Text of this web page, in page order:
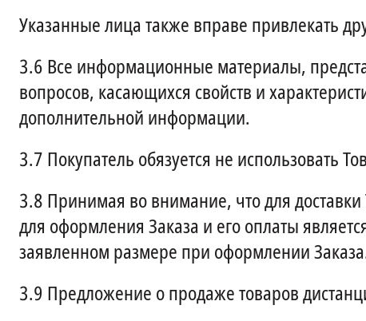
Указанные лица также вправе привлекать
3.6 Все информационные материалы,
вопросов, касающихся свойств и
дополнительной информации.
3.7 Покупатель обязуется не использовать
3.8 Принимая во внимание, что для
для оформления Заказа и его оплаты
заявленном размере при оформлении
3.9 Предложение о продаже товаров